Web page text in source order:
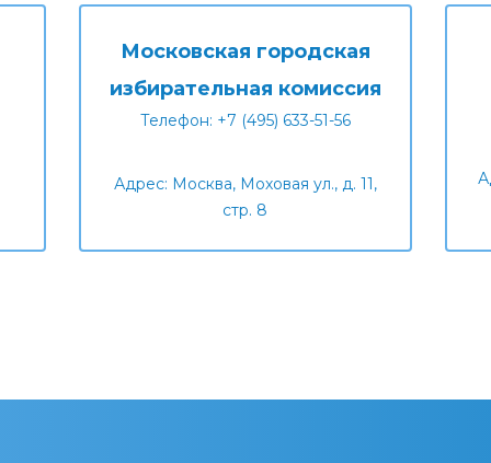
Московская городская
избирательная комиссия
Телефон: +7 (495) 633-51-56
Адрес: Москва, Моховая ул., д. 11,
стр. 8